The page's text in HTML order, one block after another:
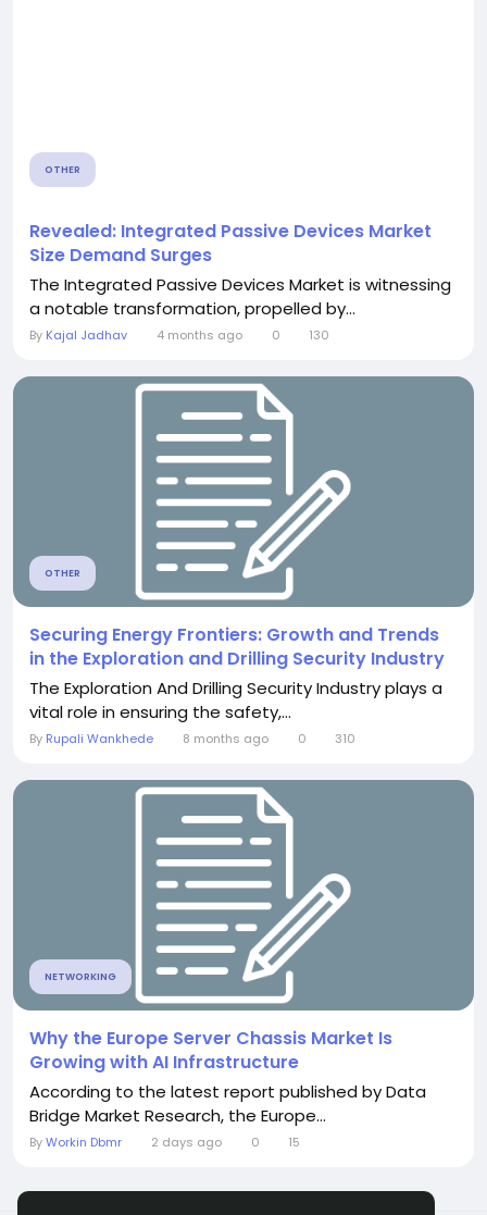
OTHER
Revealed: Integrated Passive Devices Market
Size Demand Surges
The Integrated Passive Devices Market is witnessing
a notable transformation, propelled by...
By Kajal Jadhav 4 months ago 0 130
OTHER
Securing Energy Frontiers: Growth and Trends
in the Exploration and Drilling Security Industry
The Exploration And Drilling Security Industry plays a
vital role in ensuring the safety,...
By Rupali Wankhede 8 months ago 0 310
NETWORKING
Why the Europe Server Chassis Market Is
Growing with AI Infrastructure
According to the latest report published by Data
Bridge Market Research, the Europe...
ByWorkin Dbmr 2 days ago 0 15